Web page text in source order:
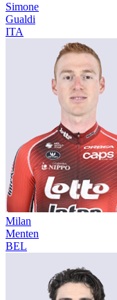
Simone
Gualdi
ITA
Milan
Menten
BEL